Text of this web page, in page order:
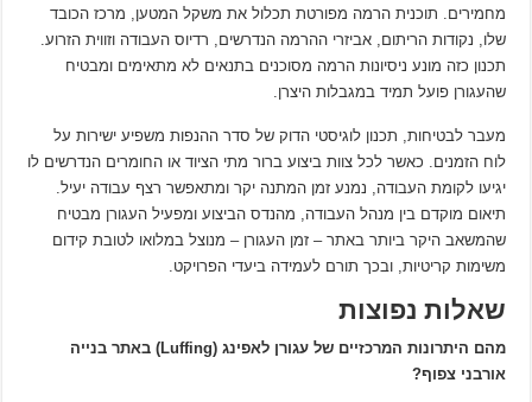
מחמירים. תוכנית הרמה מפורטת תכלול את משקל המטען, מרכז הכובד
שלו, נקודות הריתום, אביזרי ההרמה הנדרשים, רדיוס העבודה וזווית הזרוע.
תכנון כזה מונע ניסיונות הרמה מסוכנים בתנאים לא מתאימים ומבטיח
שהעגורן פועל תמיד במגבלות היצרן.
מעבר לבטיחות, תכנון לוגיסטי הדוק של סדר ההנפות משפיע ישירות על
לוח הזמנים. כאשר לכל צוות ביצוע ברור מתי הציוד או החומרים הנדרשים לו
יגיעו לקומת העבודה, נמנע זמן המתנה יקר ומתאפשר רצף עבודה יעיל.
תיאום מוקדם בין מנהל העבודה, מהנדס הביצוע ומפעיל העגורן מבטיח
שהמשאב היקר ביותר באתר – זמן העגורן – מנוצל במלואו לטובת קידום
משימות קריטיות, ובכך תורם לעמידה ביעדי הפרויקט.
שאלות נפוצות
מהם היתרונות המרכזיים של עגורן לאפינג (Luffing) באתר בנייה
אורבני צפוף?